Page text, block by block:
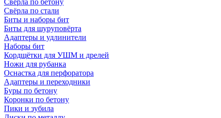
Свёрла по бетону
Свёрла по стали
Биты и наборы бит
Биты для шуруповёрта
Адаптеры и удлинители
Наборы бит
Кордщётки для УШМ и дрелей
Ножи для рубанка
Оснастка для перфоратора
Адаптеры и переходники
Буры по бетону
Коронки по бетону
Пики и зубила